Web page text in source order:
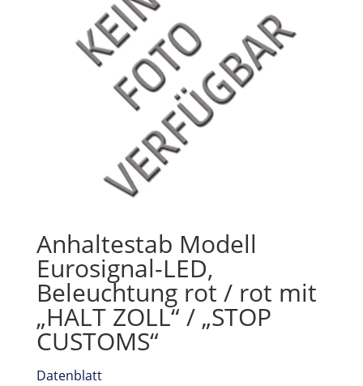
Anhaltestab Modell
Eurosignal-LED,
Beleuchtung rot / rot mit
„HALT ZOLL“ / „STOP
CUSTOMS“
Datenblatt